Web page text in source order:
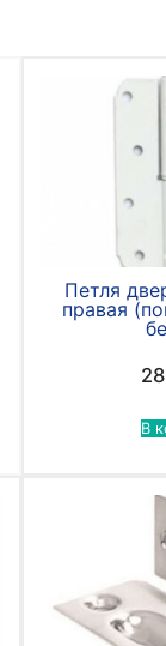
Петля
правая
В